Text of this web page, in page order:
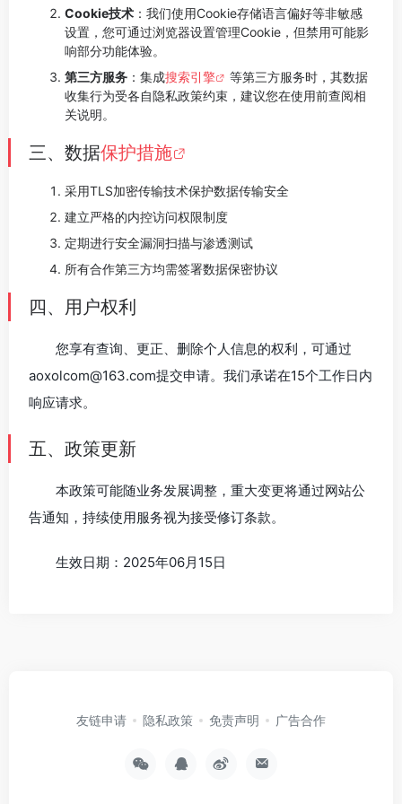
Cookie技术 ：我们使用Cookie存储语言偏好等非敏感
设置，您可通过浏览器设置管理Cookie，但禁用可能影
响部分功能体验。
第三方服务 ：集成搜索引擎
等第三方服务时，其数据
收集行为受各自隐私政策约束，建议您在使用前查阅相
关说明。
三、数据保护措施
采用TLS加密传输技术保护数据传输安全
建立严格的内控访问权限制度
定期进行安全漏洞扫描与渗透测试
所有合作第三方均需签署数据保密协议
四、用户权利
您享有查询、更正、删除个人信息的权利，可通过
aoxolcom@163.com提交申请。我们承诺在15个工作日内
响应请求。
五、政策更新
本政策可能随业务发展调整，重大变更将通过网站公
告通知，持续使用服务视为接受修订条款。
生效日期：2025年06月15日
友链申请 隐私政策 免责声明 广告合作